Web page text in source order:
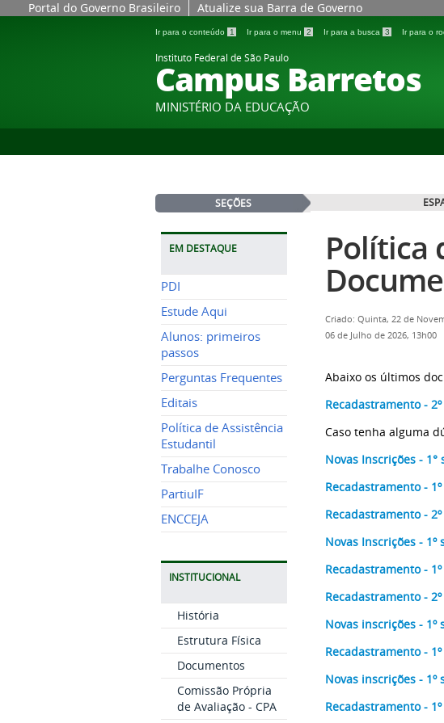
Portal do Governo Brasileiro Atualize sua Barra de Governo
Ir para o conteúdo 1 Ir para o menu 2 Ir para a busca 3 Ir para o
Instituto Federal de São Paulo
Campus Barretos
MINISTÉRIO DA EDUCAÇÃO
SEÇÕES
EM DESTAQUE
PDI
Estude Aqui
Alunos: primeiros
passos
Perguntas Frequentes
Editais
Política de Assistência
Estudantil
Trabalhe Conosco
PartiuIF
ENCCEJA
INSTITUCIONAL
História
Estrutura Física
Documentos
Comissão Própria
de Avaliação - CPA
Política
Criado: Quinta, 22 de
06 de Julho de 2026, 13h00
Abaixo os últimos
Recadastramento -
Caso tenha alguma
Novas Inscrições -
Recadastramento -
Recadastramento -
Novas Inscrições - 1º
Recadastramento -
Recadastramento -
Novas inscrições - 1º
Recadastramento -
Novas inscrições - 1º
Recadastramento -